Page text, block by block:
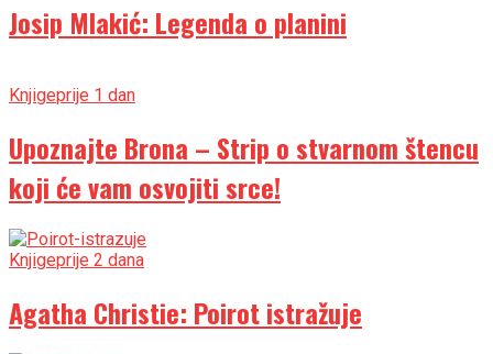
Josip Mlakić: Legenda o planini
Knjigeprije 1 dan
Upoznajte Brona – Strip o stvarnom štencu
koji će vam osvojiti srce!
Knjigeprije 2 dana
Agatha Christie: Poirot istražuje